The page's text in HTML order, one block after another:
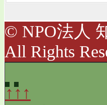
© NPO法人
All Rights
↑↑↑